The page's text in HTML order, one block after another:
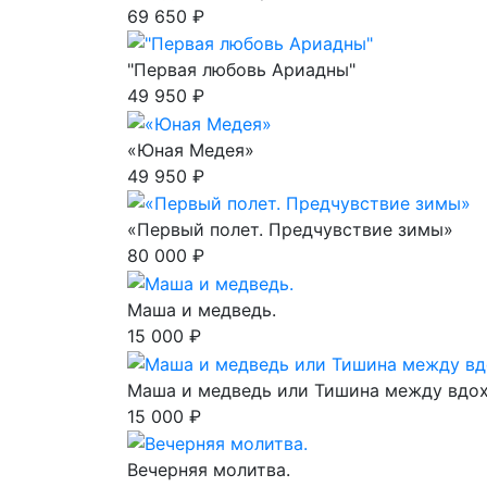
69 650 ₽
"Первая любовь Ариадны"
49 950 ₽
«Юная Медея»
49 950 ₽
«Первый полет. Предчувствие зимы»
80 000 ₽
Маша и медведь.
15 000 ₽
Маша и медведь или Тишина между
15 000 ₽
Вечерняя молитва.